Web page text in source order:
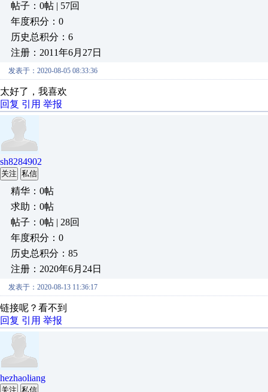
帖子：0帖 | 57回
年度积分：0
历史总积分：6
注册：2011年6月27日
发表于：2020-08-05 08:33:36
太好了，我喜欢
回复 引用 举报
sh8284902
关注 私信
精华：0帖
求助：0帖
帖子：0帖 | 28回
年度积分：0
历史总积分：85
注册：2020年6月24日
发表于：2020-08-13 11:36:17
链接呢？看不到
回复 引用 举报
hezhaoliang
关注 私信